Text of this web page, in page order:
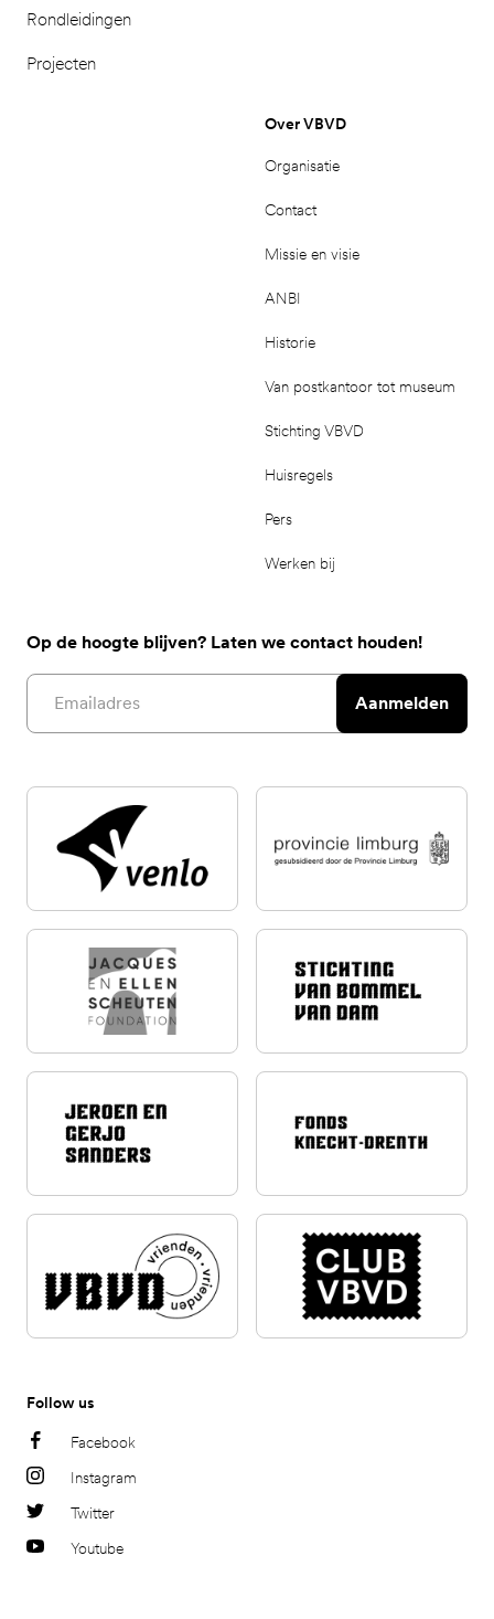
Rondleidingen
Projecten
Over VBVD
Organisatie
Contact
Missie en visie
ANBI
Historie
Van postkantoor tot museum
Stichting VBVD
Huisregels
Pers
Werken bij
Op de hoogte blijven? Laten we contact houden!
Email address
Aanmelden
Follow us
Facebook
Instagram
Twitter
Youtube